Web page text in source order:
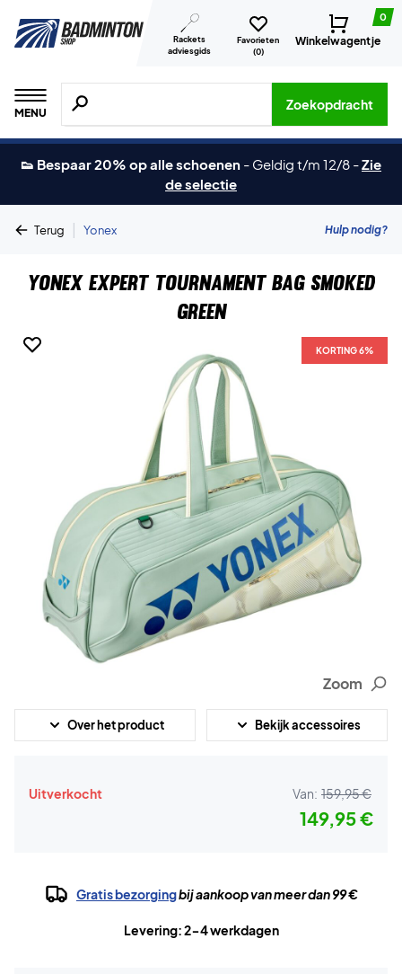
Rackets
adviesgids
Favorieten
(0)
0
Winkelwagentje
MENU
Zoeken naar producten, merken etc.
Zoekopdracht
👟 Bespaar 20% op alle schoenen - Geldig t/m 12/8 -Zie
de selectie
Terug | Yonex Hulp nodig?
Yonex Expert Tournament Bag Smoked
Green
KORTING 6%
Zoom
Over het product Bekijk accessoires
Uitverkocht Van: 159,95 €
149,95 €
Gratis bezorgingbij aankoop van meer dan 99 €
Levering: 2-4 werkdagen